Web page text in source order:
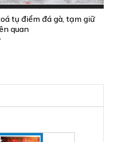
tụ điểm đá gà, tạm giữ
quan